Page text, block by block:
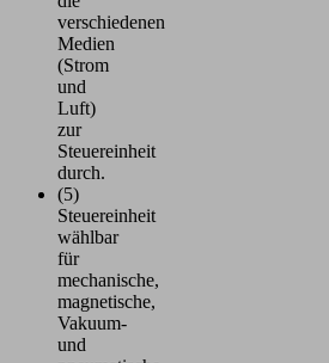
verschiedenen
Medien
(Strom
und
Luft)
zur
Steuereinheit
durch.
(5)
Steuereinheit
wählbar
für
mechanische,
magnetische,
Vakuum-
und